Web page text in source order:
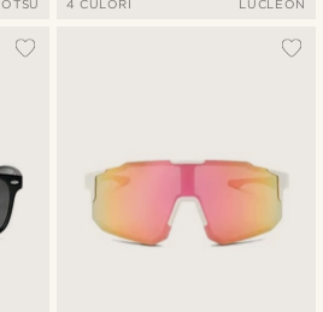
OTSU 4 CULORI LUCLEON